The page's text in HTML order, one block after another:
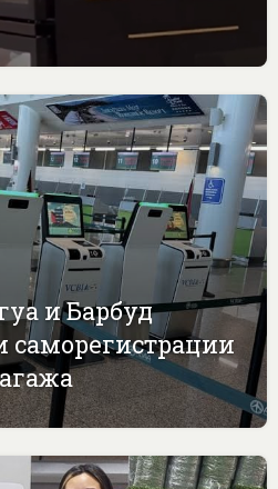
и Барбуд
саморегистрации